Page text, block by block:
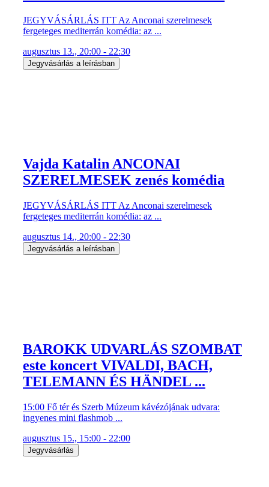
JEGYVÁSÁRLÁS ITT Az Anconai szerelmesek
fergeteges mediterrán komédia: az ...
augusztus 13., 20:00 - 22:30
Jegyvásárlás a leírásban
Vajda Katalin ANCONAI
SZERELMESEK zenés komédia
JEGYVÁSÁRLÁS ITT Az Anconai szerelmesek
fergeteges mediterrán komédia: az ...
augusztus 14., 20:00 - 22:30
Jegyvásárlás a leírásban
BAROKK UDVARLÁS SZOMBAT
este koncert VIVALDI, BACH,
TELEMANN ÉS HÄNDEL ...
15:00 Fő tér és Szerb Múzeum kávézójának udvara:
ingyenes mini flashmob ...
augusztus 15., 15:00 - 22:00
Jegyvásárlás